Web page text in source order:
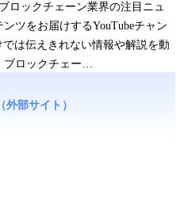
ロックチェーン業界の注目ニュ
ツをお届けするYouTubeチャン
は伝えきれない情報や解説を動
ブロックチェー…
外部サイト）